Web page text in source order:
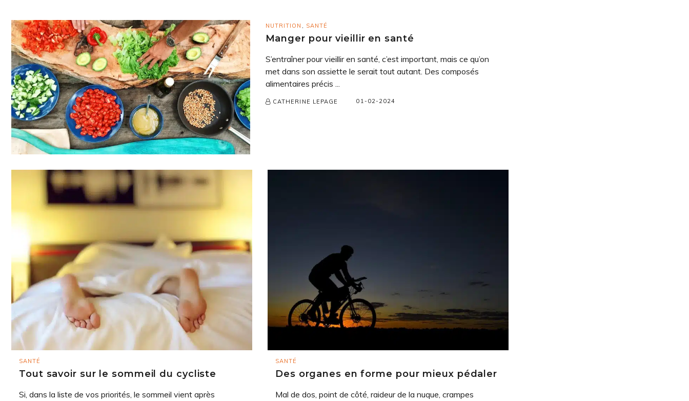
NUTRITION SANTÉ
Manger pour vieillir en santé
S’entraîner pour vieillir en santé, c’est important, mais ce qu’on
met dans son assiette le serait tout autant. Des composés
alimentaires précis ...
CATHERINE LEPAGE 01-02-2024
SANTÉ
Tout savoir sur le sommeil du cycliste
Si, dans la liste de vos priorités, le sommeil vient après
SANTÉ
Des organes en forme pour mieux pédaler
Mal de dos, point de côté, raideur de la nuque, crampes